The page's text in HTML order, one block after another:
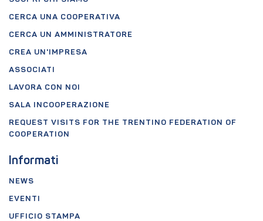
CERCA UNA COOPERATIVA
CERCA UN AMMINISTRATORE
CREA UN'IMPRESA
ASSOCIATI
LAVORA CON NOI
SALA INCOOPERAZIONE
REQUEST VISITS FOR THE TRENTINO FEDERATION OF
COOPERATION
Informati
NEWS
EVENTI
UFFICIO STAMPA